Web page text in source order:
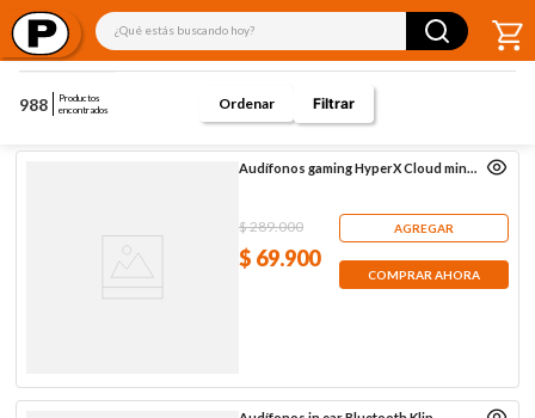
¿Qué estás buscando hoy?
988
Productos
encontrados
Filtrar
Audífonos gaming HyperX Cloud mini,
$289.000
$ 69.900
AGREGAR
COMPRAR AHORA